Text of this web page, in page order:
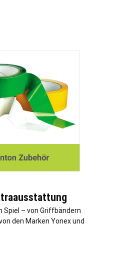
Spiel – von Griffbändern
den Marken Yonex und